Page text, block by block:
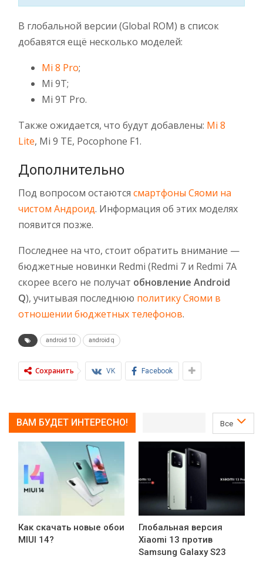
В глобальной версии (Global ROM) в список
добавятся ещё несколько моделей:
Mi 8 Pro;
Mi 9T;
Mi 9T Pro.
Также ожидается, что будут добавлены: Mi 8
Lite, Mi 9 TE, Pocophone F1.
Дополнительно
Под вопросом остаются смартфоны Сяоми на
чистом Андроид. Информация об этих моделях
появится позже.
Последнее на что, стоит обратить внимание —
бюджетные новинки Redmi (Redmi 7 и Redmi 7A
скорее всего не получат обновление Android
Q), учитывая последнюю политику Сяоми в
отношении бюджетных телефонов.
android 10 android q
Сохранить VK Facebook
Все
ВАМ БУДЕТ ИНТЕРЕСНО!
Как скачать новые обои
MIUI 14?
Глобальная версия
Xiaomi 13 против
Samsung Galaxy S23